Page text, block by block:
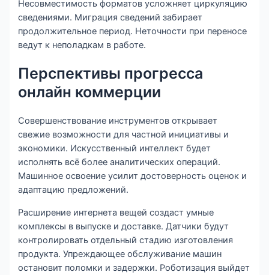
Несовместимость форматов усложняет циркуляцию
сведениями. Миграция сведений забирает
продолжительное период. Неточности при переносе
ведут к неполадкам в работе.
Перспективы прогресса
онлайн коммерции
Совершенствование инструментов открывает
свежие возможности для частной инициативы и
экономики. Искусственный интеллект будет
исполнять всё более аналитических операций.
Машинное освоение усилит достоверность оценок и
адаптацию предложений.
Расширение интернета вещей создаст умные
комплексы в выпуске и доставке. Датчики будут
контролировать отдельный стадию изготовления
продукта. Упреждающее обслуживание машин
остановит поломки и задержки. Роботизация выйдет